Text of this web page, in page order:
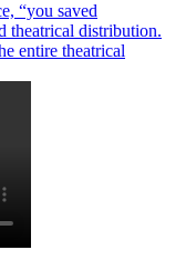
“you saved
theatrical distribution.
entire theatrical